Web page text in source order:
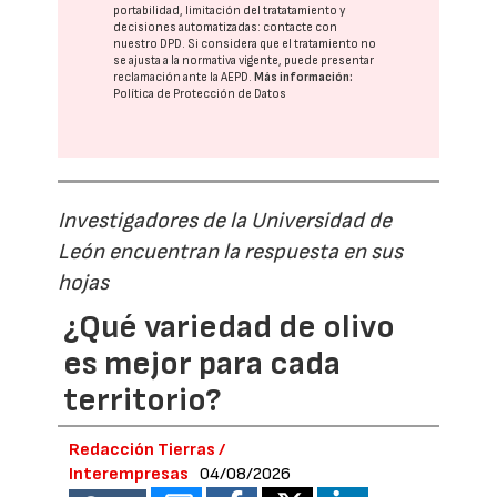
portabilidad, limitación del tratatamiento y
decisiones automatizadas: contacte con
nuestro DPD. Si considera que el tratamiento no
se ajusta a la normativa vigente, puede presentar
reclamación ante laAEPD. Más información:
Política de Protección de Datos
Investigadores de la Universidad de
León encuentran la respuesta en sus
hojas
¿Qué variedad de olivo
es mejor para cada
territorio?
Redacción Tierras /
Interempresas
04/08/2026